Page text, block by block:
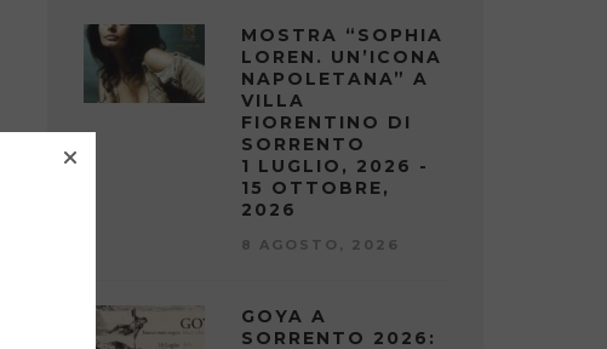
MOSTRA “SOPHIA
LOREN. UN’ICONA
NAPOLETANA” A
VILLA
FIORENTINO DI
SORRENTO
1 LUGLIO, 2026 -
15 OTTOBRE,
2026
8 AGOSTO, 2026
GOYA A
SORRENTO 2026: